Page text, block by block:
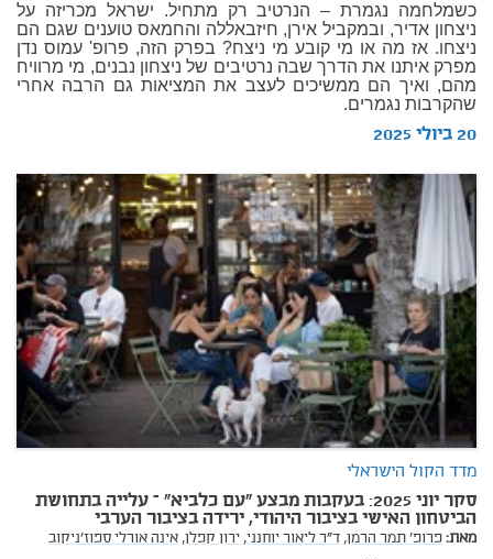
כשמלחמה נגמרת – הנרטיב רק מתחיל. ישראל מכריזה על
ניצחון אדיר, ובמקביל אירן, חיזבאללה והחמאס טוענים שגם הם
ניצחו. אז מה או מי קובע מי ניצח? בפרק הזה, פרופ' עמוס נדן
מפרק איתנו את הדרך שבה נרטיבים של ניצחון נבנים, מי מרוויח
מהם, ואיך הם ממשיכים לעצב את המציאות גם הרבה אחרי
שהקרבות נגמרים.
20 ביולי 2025
מדד הקול הישראלי
סקר יוני 2025: בעקבות מבצע "עם כלביא" – עלייה בתחושת
הביטחון האישי בציבור היהודי, ירידה בציבור הערבי
מאת:פרופ' תמר הרמן, ד"ר ליאור יוחנני, ירון קפלן, אינה אורלי ספוז'ניקוב